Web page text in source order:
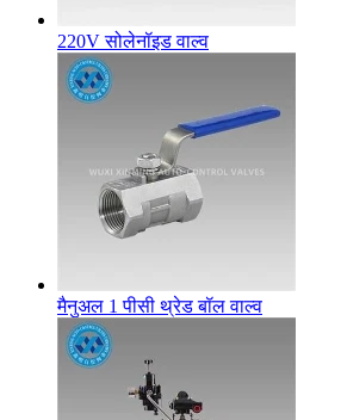
220V सोलेनॉइड वाल्व
मैनुअल 1 पीसी थ्रेड बॉल वाल्व